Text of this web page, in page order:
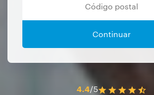
Continuar
4.4/5